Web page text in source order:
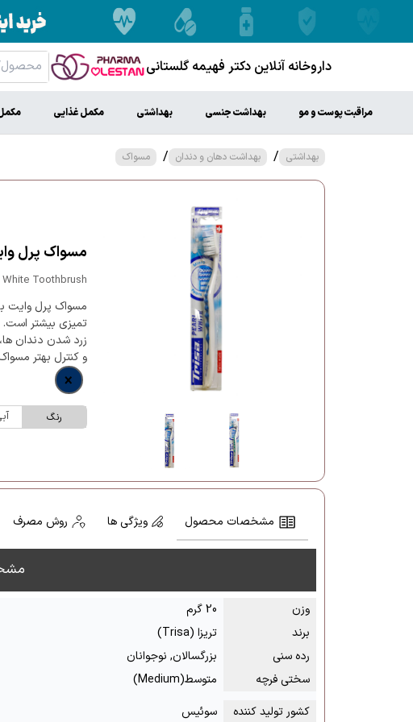
داروخانه آنلاین دکتر فهیمه گلستانی
مراقبت پوست و مو بهداشت جنسی بهداشتی مکمل غذایی
بهداشتی / بهداشت دهان و دندان / مسواک
مسواک پرل
Toothbrush
مسواک پرل وایت
تمیزی بیشتر است.
زرد شدن دندان
و کنترل بهتر
رنگ
مشخصات محصول ویژگی ها روش مصرف
وزن 20 گرم
برند
تریزا (Trisa)
رده سنی
بزرگسالان, نوجوانان
سختی فرچه
متوسط(Medium)
کشور تولید کننده
سوئیس